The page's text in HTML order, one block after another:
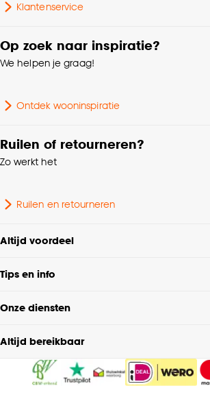
Klantenservice
Op zoek naar inspiratie?
We helpen je graag!
Ontdek wooninspiratie
Ruilen of retourneren?
Zo werkt het
Ruilen en retourneren
Altijd voordeel
Tips en info
Onze diensten
Altijd bereikbaar